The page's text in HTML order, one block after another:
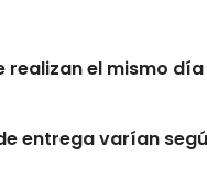
el mismo
entrega varían